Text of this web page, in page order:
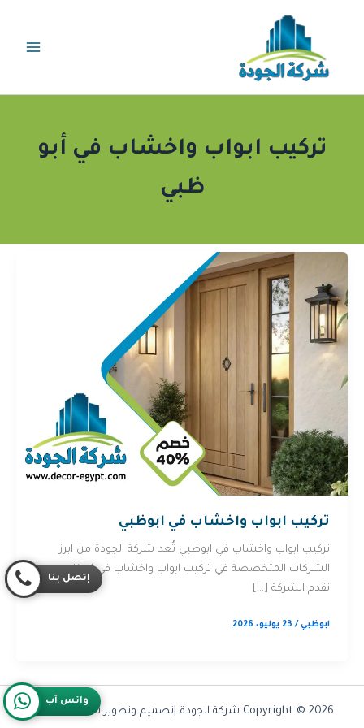
تركيب ابواب واخشاب في أبو
ظبي
تركيب ابواب واخشاب في ابوظبي
تركيب ابواب واخشاب في ابوظبي تُعد شركة الجودة من ابرز
الشركات المتخصصة في تركيب ابواب واخشاب في ابوظبي.
تقدم الشركة […]
ابوظبي/ 23 يوليو، 2026
Copyright © 2026 شركة الجودة |تصميم وتطوير شركة Olymoo
واتس آب
إتصل بنا